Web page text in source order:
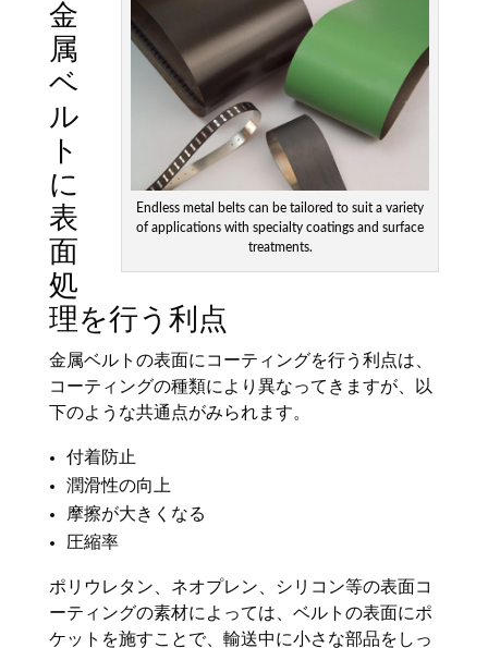
Endless metal belts can be tailored to suit a variety
of applications with specialty coatings and surface
treatments.
金
属
ベ
ル
ト
に
表
面
処
理を行う利点
金属ベルトの表面にコーティングを行う利点は、
コーティングの種類により異なってきますが、以
下のような共通点がみられます。
付着防止
潤滑性の向上
摩擦が大きくなる
圧縮率
ポリウレタン、ネオプレン、シリコン等の表面コ
ーティングの素材によっては、ベルトの表面にポ
ケットを施すことで、輸送中に小さな部品をしっ